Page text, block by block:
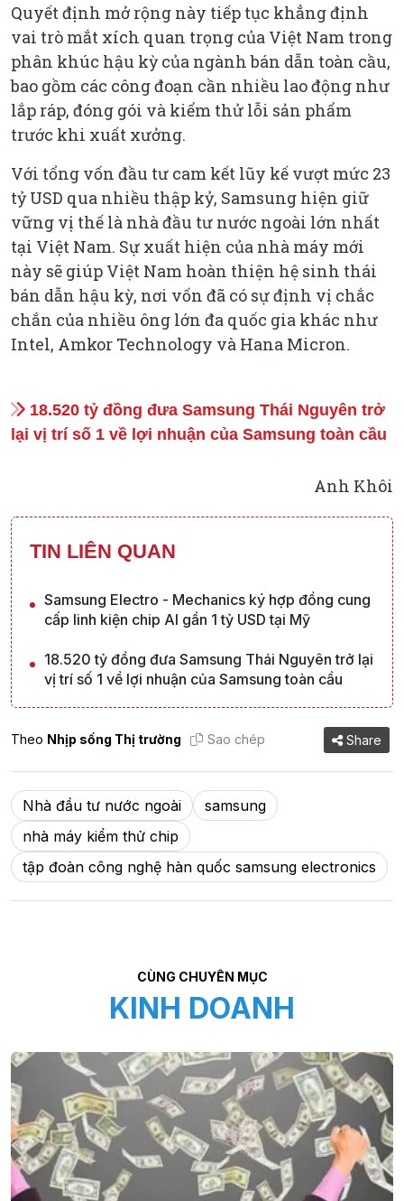
Quyết định mở rộng này tiếp tục khẳng định
vai trò mắt xích quan trọng của Việt Nam trong
phân khúc hậu kỳ của ngành bán dẫn toàn cầu,
bao gồm các công đoạn cần nhiều lao động như
lắp ráp, đóng gói và kiểm thử lỗi sản phẩm
trước khi xuất xưởng.
Với tổng vốn đầu tư cam kết lũy kế vượt mức 23
tỷ USD qua nhiều thập kỷ, Samsung hiện giữ
vững vị thế là nhà đầu tư nước ngoài lớn nhất
tại Việt Nam. Sự xuất hiện của nhà máy mới
này sẽ giúp Việt Nam hoàn thiện hệ sinh thái
bán dẫn hậu kỳ, nơi vốn đã có sự định vị chắc
chắn của nhiều ông lớn đa quốc gia khác như
Intel, Amkor Technology và Hana Micron.
18.520 tỷ đồng đưa Samsung Thái Nguyên trở
lại vị trí số 1 về lợi nhuận của Samsung toàn cầu
Anh Khôi
TIN LIÊN QUAN
Samsung Electro - Mechanics ký hợp đồng cung
cấp linh kiện chip AI gần 1 tỷ USD tại Mỹ
18.520 tỷ đồng đưa Samsung Thái Nguyên trở lại
vị trí số 1 về lợi nhuận của Samsung toàn cầu
Theo Nhịp sống Thị trường Sao chép Share
Nhà đầu tư nước ngoài
samsung
nhà máy kiểm thử chip
tập đoàn công nghệ hàn quốc samsung electronics
CÙNG CHUYÊN MỤC
KINH DOANH